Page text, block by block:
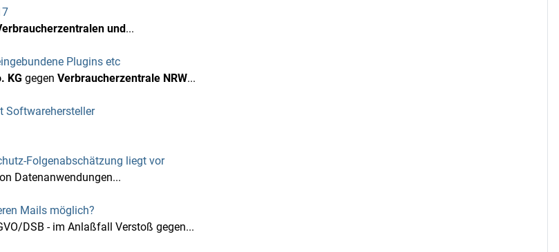
und...
Plugins etc
KG gegen Verbraucherzentrale NRW...
Softwarehersteller
Folgenabschätzung liegt vor
Datenanwendungen...
Mails möglich?
DSB - im Anlaßfall Verstoß gegen...